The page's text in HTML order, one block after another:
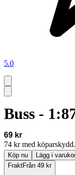
5.0
Buss -
69 kr
74 kr med köparskydd.
Köp nu
Lägg i
FraktFrån 49 kr